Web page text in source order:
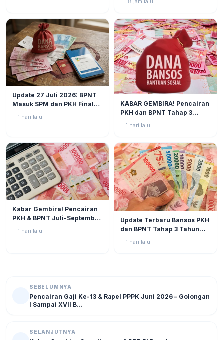
Utama
18 jam lalu
Update 27 Juli 2026: BPNT
Masuk SPM dan PKH Final
1 hari lalu
KABAR GEMBIRA! Pencairan
PKH dan BPNT Tahap 3
1 hari lalu
Kabar Gembira! Pencairan
PKH & BPNT Juli-September
2026 Kian Dekat, Status SPM
1 hari lalu
Update Terbaru Bansos PKH
dan BPNT Tahap 3 Tahun
1 hari lalu
SEBELUMNYA
Pencairan Gaji Ke-13 & Rapel PPPK Juni 2026 – Golongan
I Sampai XVII B...
SELANJUTNYA